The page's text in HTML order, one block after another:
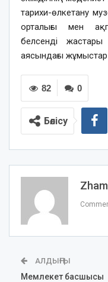
тарихи-өлкетану
орталығы мен
белсенді
аясындағы
0
82
Бөлісу
АЛДЫҢҒЫ
Мемлекет басшысы